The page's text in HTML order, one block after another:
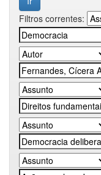
Filtros correntes: